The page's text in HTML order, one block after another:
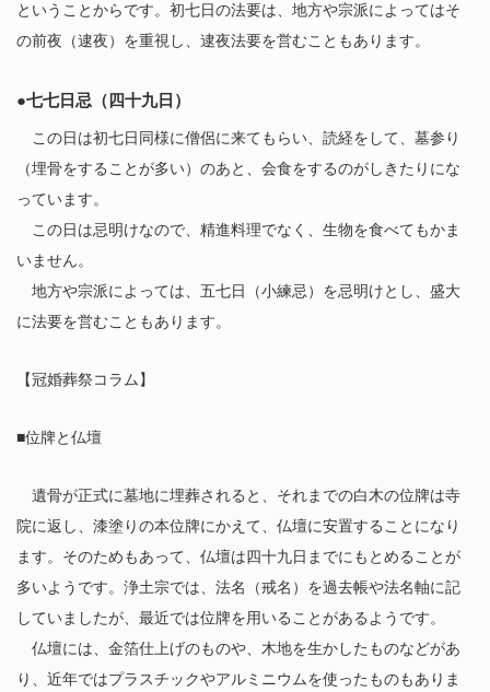
ということからです。初七日の法要は、地方や宗派によってはそ
の前夜（逮夜）を重視し、逮夜法要を営むこともあります。
●七七日忌（四十九日）
この日は初七日同様に僧侶に来てもらい、読経をして、墓参り
（埋骨をすることが多い）のあと、会食をするのがしきたりにな
っています。
この日は忌明けなので、精進料理でなく、生物を食べてもかま
いません。
地方や宗派によっては、五七日（小練忌）を忌明けとし、盛大
に法要を営むこともあります。
【冠婚葬祭コラム】
■位牌と仏壇
遺骨が正式に墓地に埋葬されると、それまでの白木の位牌は寺
院に返し、漆塗りの本位牌にかえて、仏壇に安置することになり
ます。そのためもあって、仏壇は四十九日までにもとめることが
多いようです。浄土宗では、法名（戒名）を過去帳や法名軸に記
していましたが、最近では位牌を用いることがあるようです。
仏壇には、金箔仕上げのものや、木地を生かしたものなどがあ
り、近年ではプラスチックやアルミニウムを使ったものもありま